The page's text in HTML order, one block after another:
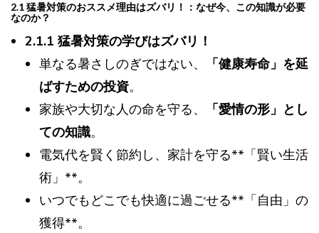
2.1 猛暑対策のおススメ理由はズバリ！：なぜ今、この知識が必要
なのか？
2.1.1 猛暑対策の学びはズバリ！
単なる暑さしのぎではない、
「健康寿命」を延
ばすための投資。
家族や大切な人の命を守る、
「愛情の形」とし
ての知識。
電気代を賢く節約し、家計を守る**「賢い生活
術」**。
いつでもどこでも快適に過ごせる**「自由」の
獲得**。